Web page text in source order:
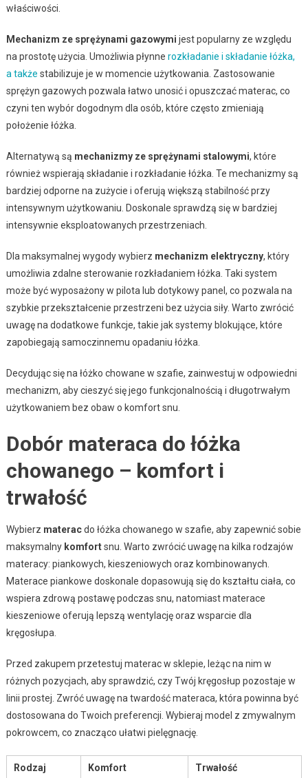
właściwości.
Mechanizm ze sprężynami gazowymi jest popularny ze względu
na prostotę użycia. Umożliwia płynne rozkładanie i składanie łóżka,
a także stabilizuje je w momencie użytkowania. Zastosowanie
sprężyn gazowych pozwala łatwo unosić i opuszczać materac, co
czyni ten wybór dogodnym dla osób, które często zmieniają
położenie łóżka.
Alternatywą są mechanizmy ze sprężynami stalowymi, które
również wspierają składanie i rozkładanie łóżka. Te mechanizmy są
bardziej odporne na zużycie i oferują większą stabilność przy
intensywnym użytkowaniu. Doskonale sprawdzą się w bardziej
intensywnie eksploatowanych przestrzeniach.
Dla maksymalnej wygody wybierz mechanizm elektryczny, który
umożliwia zdalne sterowanie rozkładaniem łóżka. Taki system
może być wyposażony w pilota lub dotykowy panel, co pozwala na
szybkie przekształcenie przestrzeni bez użycia siły. Warto zwrócić
uwagę na dodatkowe funkcje, takie jak systemy blokujące, które
zapobiegają samoczinnemu opadaniu łóżka.
Decydując się na łóżko chowane w szafie, zainwestuj w odpowiedni
mechanizm, aby cieszyć się jego funkcjonalnością i długotrwałym
użytkowaniem bez obaw o komfort snu.
Dobór materaca do łóżka
chowanego – komfort i
trwałość
Wybierz materacdo łóżka chowanego w szafie, aby zapewnić sobie
maksymalny komfortsnu. Warto zwrócić uwagę na kilka rodzajów
materacy: piankowych, kieszeniowych oraz kombinowanych.
Materace piankowe doskonale dopasowują się do kształtu ciała, co
wspiera zdrową postawę podczas snu, natomiast materace
kieszeniowe oferują lepszą wentylację oraz wsparcie dla
kręgosłupa.
Przed zakupem przetestuj materac w sklepie, leżąc na nim w
różnych pozycjach, aby sprawdzić, czy Twój kręgosłup pozostaje w
linii prostej. Zwróć uwagę na twardość materaca, która powinna być
dostosowana do Twoich preferencji. Wybieraj model z zmywalnym
pokrowcem, co znacząco ułatwi pielęgnację.
Rodzaj
Komfort Trwałość